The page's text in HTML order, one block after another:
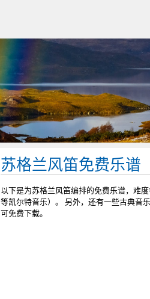
苏格兰风笛免费乐谱
以下是为苏格兰风笛编排的免费乐谱，难
等凯尔特音乐）。 另外，还有一些古典音
可免费下载。